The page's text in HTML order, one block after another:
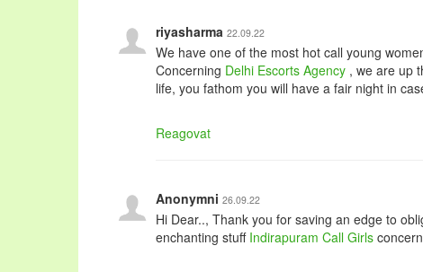
riyasharma 22.09.22
We have one of the most hot call young
Concerning Delhi Escorts Agency , we are up
life, you fathom you will have a fair night in
Reagovat
Anonymni 26.09.22
Hi Dear.., Thank you for saving an edge to
enchanting stuffIndirapuram Call Girls